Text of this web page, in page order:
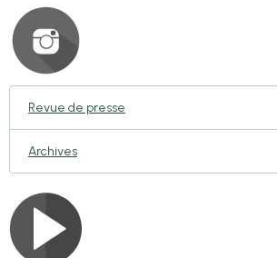
Revue de presse
Archives